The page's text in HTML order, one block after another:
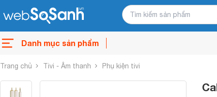
Danh mục sản phẩm
Trang chủ Tivi - Âm thanh Phụ kiện tivi